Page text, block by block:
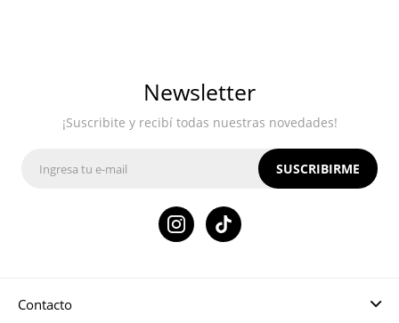
Contacto
Newsletter
¡Suscribite y recibí todas nuestras novedades!
SUSCRIBIRME
